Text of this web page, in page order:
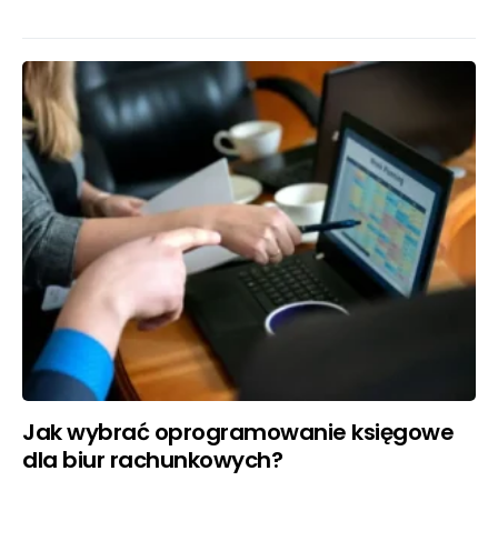
Jak wybrać oprogramowanie księgowe
dla biur rachunkowych?